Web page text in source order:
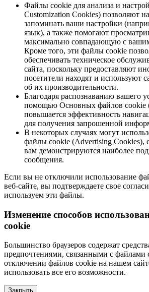
Файлы cookie для анализа и
Customization Cookies) позволяют
запоминать ваши настройки
язык), а также помогают
максимально совпадающую с
Кроме того, эти файлы cookie
обеспечивать техническое
сайта, поскольку предоставляют
посетители находят и используют
об их производительности.
Благодаря распознаванию вашего
помощью Основных файлов cookie
повышается эффективность
для получения запрошенной
В некоторых случаях могут
файлы cookie (Advertising
вам демонстрируются наиболее
сообщения.
Если вы не отключили использование
веб-сайте, вы подтверждаете свое
используем эти файлы.
Изменение способов
cookie
Большинство браузеров содержат
предпочтениями, связанными с файлами
отключении файлов cookie на нашем
использовать все его возможности.
Закрыть